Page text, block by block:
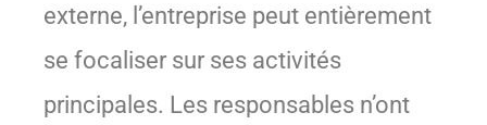
externe, l’entreprise peut entièrement
se focaliser sur ses activités
principales. Les responsables n’ont